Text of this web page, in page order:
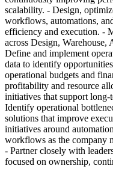
scalability. - Design,
workflows, automations,
efficiency and execution. -
across Design, Warehouse,
Define and implement
data to identify
operational budgets and
profitability and resource
initiatives that support
Identify operational
solutions that improve
initiatives around
workflows as the company
- Partner closely with
focused on ownership,